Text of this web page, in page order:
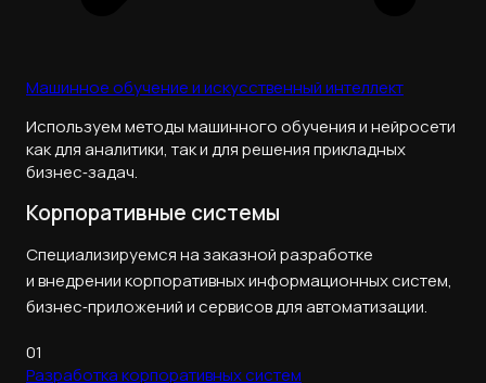
Машинное обучение и искусственный интеллект
Используем методы машинного обучения и нейросети
как для аналитики, так и для решения прикладных
бизнес‑задач.
Корпоративные системы
Специализируемся на заказной разработке
и внедрении корпоративных информационных систем,
бизнес‑приложений и сервисов для автоматизации.
01
Разработка корпоративных систем